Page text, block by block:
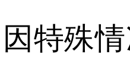
殊情